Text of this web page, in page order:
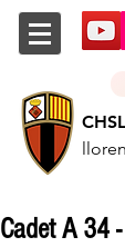
Cadet A 34